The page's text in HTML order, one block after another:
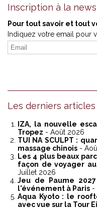
Inscription à la
Pour tout savoir et tout
Indiquez votre email pour
Les derniers articles
IZA, la nouvelle
Tropez - Août 2026
TUI NA SCULPT :
massage chinois -
Les 4 plus beaux
façon de voyager
Juillet 2026
Jeu de Paume
l'événement à Paris -
Aqua Kyoto : le
avec vue sur la Tour